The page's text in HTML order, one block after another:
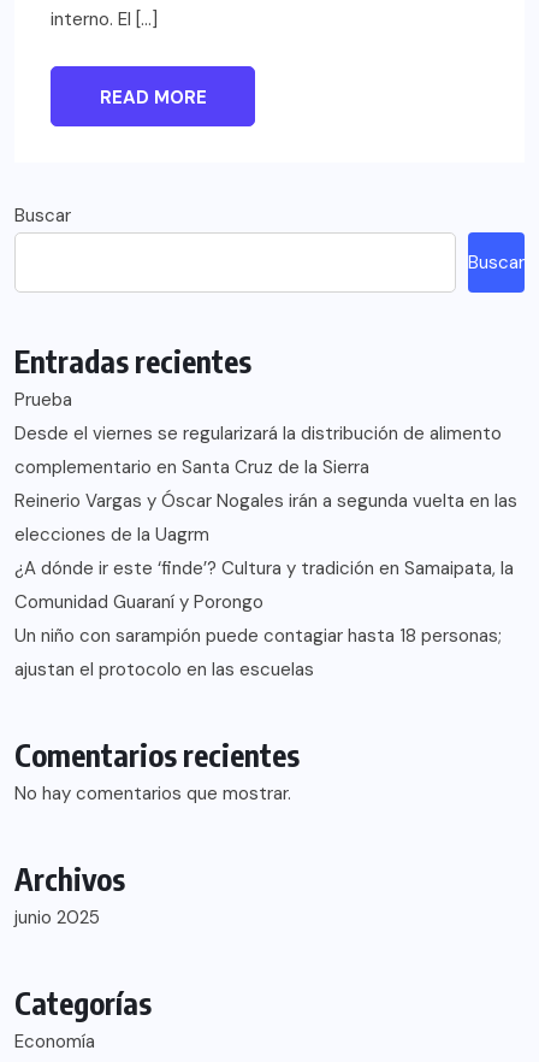
interno. El […]
READ MORE
Buscar
Buscar
Entradas recientes
Prueba
Desde el viernes se regularizará la distribución de alimento
complementario en Santa Cruz de la Sierra
Reinerio Vargas y Óscar Nogales irán a segunda vuelta en las
elecciones de la Uagrm
¿A dónde ir este ‘finde’? Cultura y tradición en Samaipata, la
Comunidad Guaraní y Porongo
Un niño con sarampión puede contagiar hasta 18 personas;
ajustan el protocolo en las escuelas
Comentarios recientes
No hay comentarios que mostrar.
Archivos
junio 2025
Categorías
Economía